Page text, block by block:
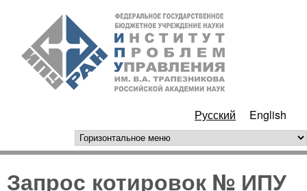
Перейти к основному
содержанию
РАН
Русский English
горизонтальное меню
Запрос котировок № ИПУ